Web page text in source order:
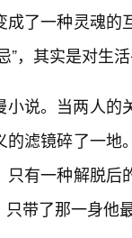
成了一种灵魂
”，其实是对生
小说。当两人的
的滤镜碎了一
只有一种解脱
带了那一身他